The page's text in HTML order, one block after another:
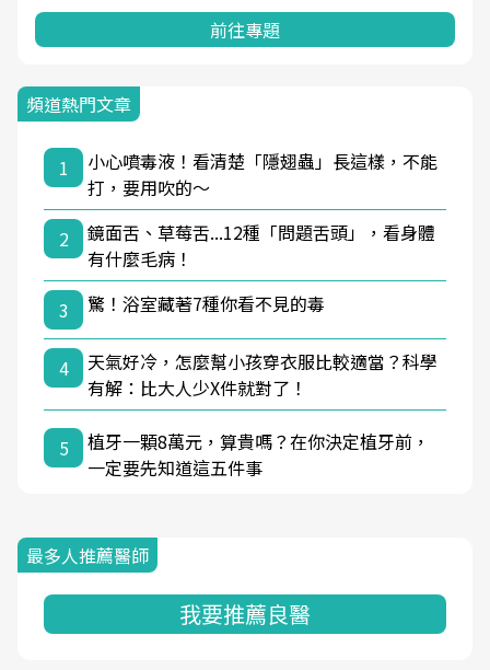
前往專題
頻道熱門文章
1
小心噴毒液！看清楚「隱翅蟲」長這樣，不能
打，要用吹的～
2
鏡面舌、草莓舌...12種「問題舌頭」，看身體
有什麼毛病！
3
驚！浴室藏著7種你看不見的毒
4
天氣好冷，怎麼幫小孩穿衣服比較適當？科學
有解：比大人少X件就對了！
5
植牙一顆8萬元，算貴嗎？在你決定植牙前，
一定要先知道這五件事
最多人推薦醫師
我要推薦良醫